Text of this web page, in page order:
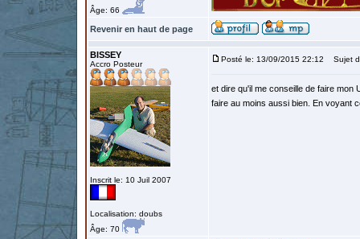
Âge: 66
Revenir en haut de page
BISSEY
Accro Posteur
Inscrit le: 10 Juil 2007
Localisation: doubs
Âge: 70
Posté le: 13/09/2015 22:12 Sujet
et dire qu'il me conseille de faire mon
faire au moins aussi bien. En voyant